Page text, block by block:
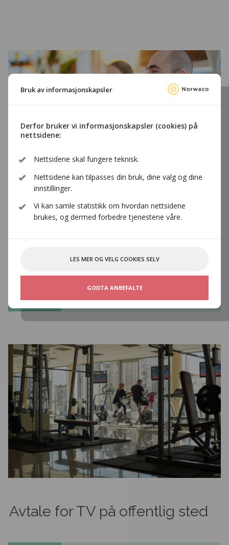
Bruk av informasjonskapsler
Derfor bruker vi informasjonskapsler (cookies) på
nettsidene:
Nettsidene skal fungere teknisk.
Nettsidene kan tilpasses din bruk, dine valg og dine
innstillinger.
Vi kan samle statistikk om hvordan nettsidene
brukes, og dermed forbedre tjenestene våre.
LES MER OG VELG COOKIES SELV
GODTA ANBEFALTE
Hvorfor må man ha avtale med
offentlig sted?
En viktig del av kulturøkonomien.
Avtale for TV på offentlig sted